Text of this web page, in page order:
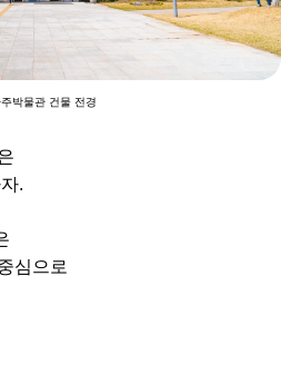
박물관 건물 전경
.
심으로